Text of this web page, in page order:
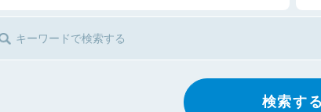
検索する